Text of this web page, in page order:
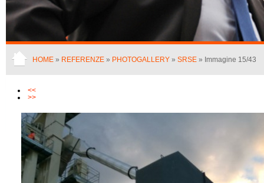
HOME » REFERENZE » PHOTOGALLERY » SRSE » Immagine 15/43
<<
>>